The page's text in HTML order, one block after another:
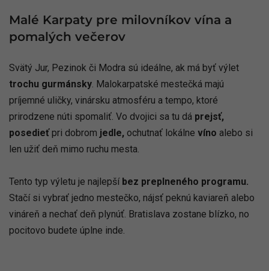
Malé Karpaty pre milovníkov vína a
pomalých večerov
Svätý Jur, Pezinok či Modra sú ideálne, ak má byť výlet
trochu gurmánsky . Malokarpatské mestečká majú
príjemné uličky, vinársku atmosféru a tempo, ktoré
prirodzene núti spomaliť. Vo dvojici sa tu dá prejsť,
posedieťpri dobrom jedle, ochutnať lokálne víno alebo si
len užiť deň mimo ruchu mesta.
Tento typ výletu je najlepší bez preplneného programu.
Stačí si vybrať jedno mestečko, nájsť peknú kaviareň alebo
vináreň a nechať deň plynúť. Bratislava zostane blízko, no
pocitovo budete úplne inde.